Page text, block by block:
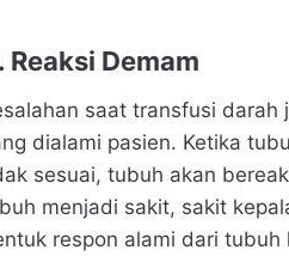
Reaksi Demam
saat transfusi
dialami pasien. Ketika
sesuai, tubuh akan
menjadi sakit, sakit
respon alami dari